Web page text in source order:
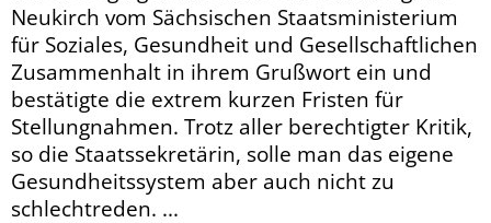
Neukirch vom Sächsischen Staatsministerium
für Soziales, Gesundheit und Gesellschaftlichen
Zusammenhalt in ihrem Grußwort ein und
bestätigte die extrem kurzen Fristen für
Stellungnahmen. Trotz aller berechtigter Kritik,
so die Staatssekretärin, solle man das eigene
Gesundheitssystem aber auch nicht zu
schlechtreden. ...